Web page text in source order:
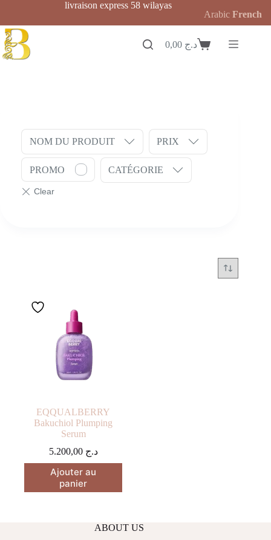
contenu
livraison express 58 wilayas
Panierد.ج
EQQUALBERRY
Bakuchiol Plumping
Serum
د.ج 5.200,00
Ajouter au
panier
NOM DU PRODUIT PRIX
PROMO CATÉGORIE
ABOUT US
Arabic French